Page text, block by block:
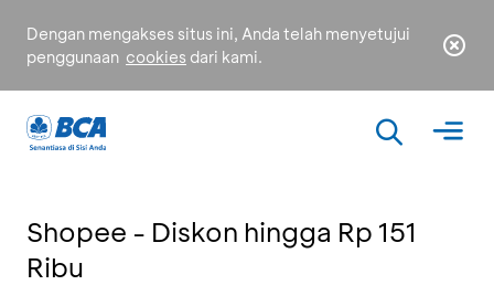
Dengan mengakses situs ini, Anda telah menyetujui
penggunaan cookies dari kami.
Shopee - Diskon hingga Rp 151
Ribu